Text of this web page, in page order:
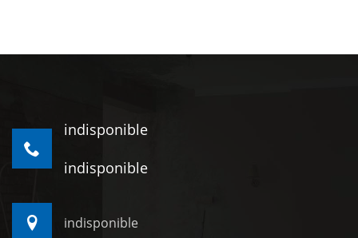
indisponible
indisponible
indisponible